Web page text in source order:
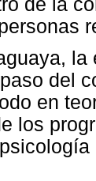
del
en
los